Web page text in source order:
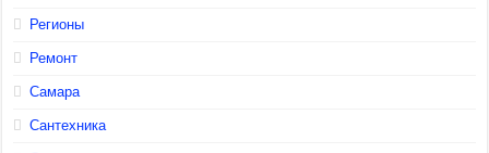
Регионы
Ремонт
Самара
Сантехника